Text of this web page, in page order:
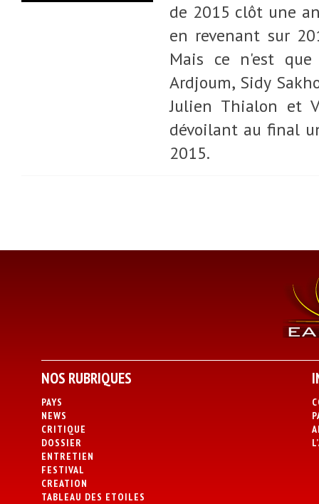
de 2015 clôt une
en revenant sur
Mais ce n'est
Ardjoum, Sidy
Julien Thialon et
dévoilant au final
2015.
NOS RUBRIQUES
PAYS
NEWS
CRITIQUE
DOSSIER
ENTRETIEN
FESTIVAL
CREATION
TABLEAU DES ETOILES